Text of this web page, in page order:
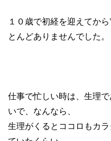
１０歳で初経を迎えてか
とんどありませんでした。
仕事で忙しい時は、生理
いで、なんなら、
生理がくるとココロもカ